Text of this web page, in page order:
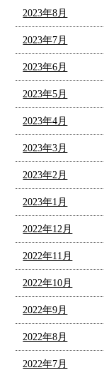
2023年8月
2023年7月
2023年6月
2023年5月
2023年4月
2023年3月
2023年2月
2023年1月
2022年12月
2022年11月
2022年10月
2022年9月
2022年8月
2022年7月